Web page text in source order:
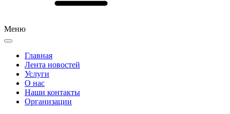
Меню
Главная
Лента новостей
Услуги
О нас
Наши контакты
Организации